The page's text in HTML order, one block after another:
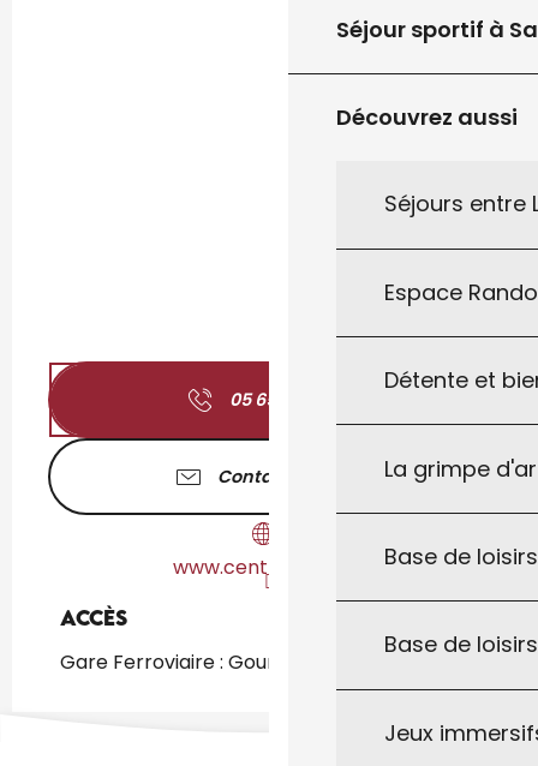
Séjour sportif à
Découvrez aussi
Séjours entre
Espace
Détente et
La grimpe
Base de
Base de
Jeux
05 65 41 20
Contactez-nous
www.centrakor.com
Accès
Accès
Gare Ferroviaire : Gourdon à 2km